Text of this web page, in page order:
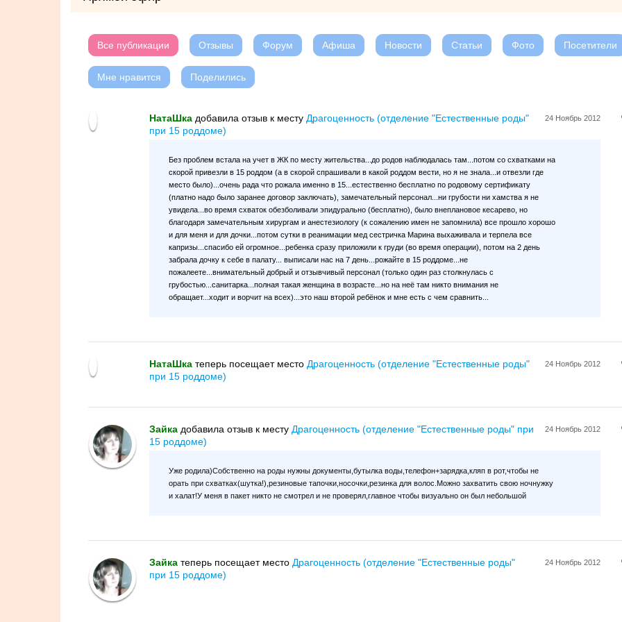
Все публикации Отзывы Форум Афиша Новости Статьи Фото Посетители
Мне нравится Поделились
24 Ноябрь 2012
НатаШка добавилa отзыв к месту Драгоценность (отделение "Естественные роды"
при 15 роддоме)
Без проблем встала на учет в ЖК по месту жительства...до родов наблюдалась там...потом со схватками на
скорой привезли в 15 роддом (а в скорой спрашивали в какой роддом вести, но я не знала...и отвезли где
место было)...очень рада что рожала именно в 15...естественно бесплатно по родовому сертификату
(платно надо было заранее договор заключать), замечательный персонал...ни грубости ни хамства я не
увидела...во время схваток обезболивали эпидурально (бесплатно), было внеплановое кесарево, но
благодаря замечательным хирургам и анестезиологу (к сожалению имен не запомнила) все прошло хорошо
и для меня и для дочки...потом сутки в реанимации мед сестричка Марина выхаживала и терпела все
капризы...спасибо ей огромное...ребенка сразу приложили к груди (во время операции), потом на 2 день
забрала дочку к себе в палату... выписали нас на 7 день...рожайте в 15 роддоме...не
пожалеете...внимательный добрый и отзывчивый персонал (только один раз столкнулась с
грубостью...санитарка...полная такая женщина в возрасте...но на неё там никто внимания не
обращает...ходит и ворчит на всех)...это наш второй ребёнок и мне есть с чем сравнить...
24 Ноябрь 2012
НатаШка теперь посещает место Драгоценность (отделение "Естественные роды"
при 15 роддоме)
24 Ноябрь 2012
Зайка добавилa отзыв к месту Драгоценность (отделение "Естественные роды" при
15 роддоме)
Уже родила)Собственно на роды нужны документы,бутылка воды,телефон+зарядка,кляп в рот,чтобы не
орать при схватках(шутка!),резиновые тапочки,носочки,резинка для волос.Можно захватить свою ночнужку
и халат!У меня в пакет никто не смотрел и не проверял,главное чтобы визуально он был небольшой
24 Ноябрь 2012
Зайка теперь посещает место Драгоценность (отделение "Естественные роды"
при 15 роддоме)